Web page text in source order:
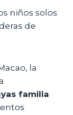
niños solos
de
la
familia